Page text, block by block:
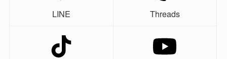
LINE Threads